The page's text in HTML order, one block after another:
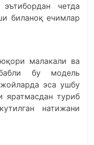
четда
биланоқ ечимлар
малакали ва
бу модель
эса ушбу
яратмасдан туриб
натижани